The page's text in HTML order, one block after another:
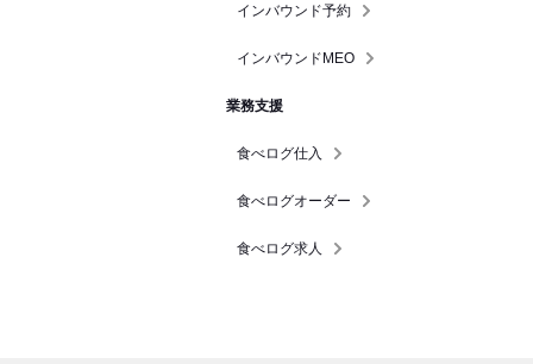
インバウンド予約
インバウンドMEO
業務支援
食べログ仕入
食べログオーダー
食べログ求人